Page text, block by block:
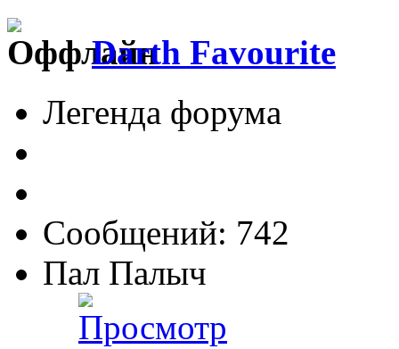
Darth Favourite
Легенда форума
Сообщений: 742
Пал Палыч